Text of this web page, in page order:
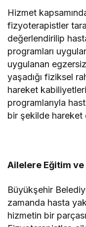
Hizmet
fizyoterapistler
değerlendirilip
programları
uygulanan
yaşadığı fiziksel
hareket kabiliyetleri
programlarıyla
bir şekilde hareket
Ailelere Eğitim ve
Büyükşehir
zamanda hasta
hizmetin bir